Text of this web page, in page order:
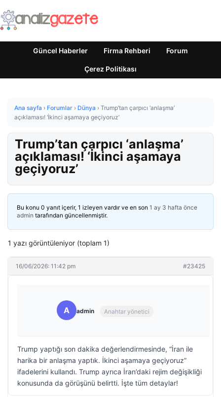
Güncel Haberler Firma Rehberi Forum
Çerez Politikası
Ana sayfa › Forumlar › Dünya › Trump’tan çarpıcı ‘anlaşma’
açıklaması! ‘İkinci aşamaya geçiyoruz’
Trump’tan çarpıcı ‘anlaşma’
açıklaması! ‘İkinci aşamaya
geçiyoruz’
Bu konu 0 yanıt içerir, 1 izleyen vardır ve en son 1 ay 3 hafta önce
admin tarafından güncellenmiştir.
1 yazı görüntüleniyor (toplam 1)
16/06/2026: 11:42 pm #23425
A admin Anahtar yönetici
Trump yaptığı son dakika değerlendirmesinde, “İran ile
harika bir anlaşma yaptık. İkinci aşamaya geçiyoruz”
ifadelerini kullandı. Trump ayrıca İran’daki rejim değişikliği
konusunda da görüşünü belirtti. İşte tüm detaylar!